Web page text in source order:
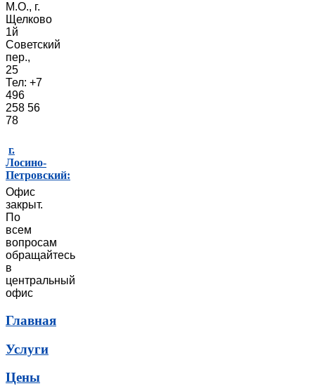
М.О., г.
Щелково
1й
Советский
пер.,
25
Тел: +7
496
258 56
78
г.
Лосино-
Петровский:
Офис
закрыт.
По
всем
вопросам
обращайтесь
в
центральный
офис
Главная
Услуги
Цены